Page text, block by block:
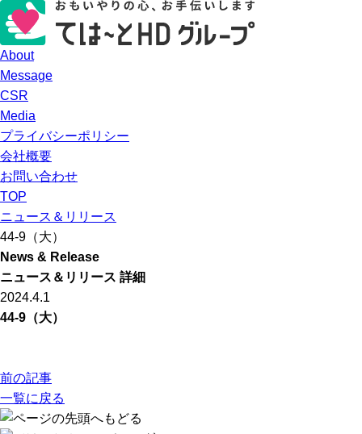
About
Message
CSR
Media
プライバシーポリシー
会社概要
お問い合わせ
TOP
ニュース＆リリース
44-9（大）
News & Release
ニュース＆リリース 詳細
2024.4.1
44-9（大）
前の記事
一覧に戻る